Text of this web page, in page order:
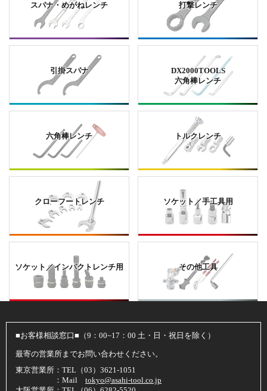
スパナ・めがねレンチ 打撃レンチ
引掛スパナ
DX2000TOOLS
六角棒レンチ
六角棒レンチ トルクレンチ
クローフートレンチ ソケット／手工具用
ソケット／インパクトレンチ用 その他工具
■お客様相談窓口■（9：00~17：00 土・日・祝日を除く）
最寄の営業所までお問い合わせください。
東京営業所：TEL（03）3621-1051
：Mail tokyo@asahi-tool.co.jp